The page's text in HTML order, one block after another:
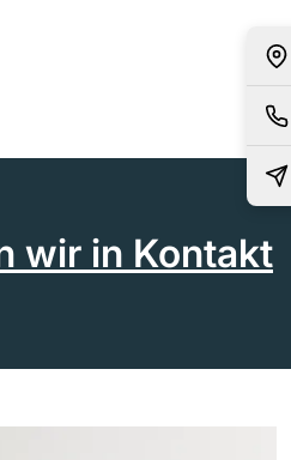
wir in Kontakt